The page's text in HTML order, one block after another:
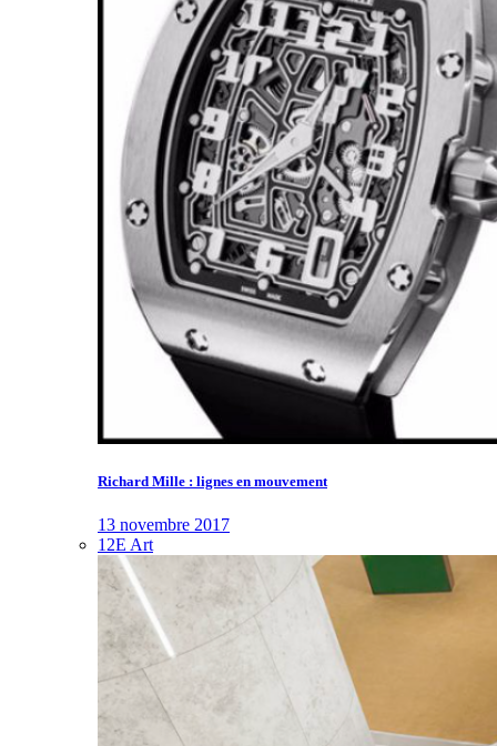
Richard Mille : lignes en mouvement
13 novembre 2017
12E Art